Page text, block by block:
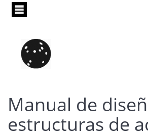
Pasar
principal
Manual de
estructuras de